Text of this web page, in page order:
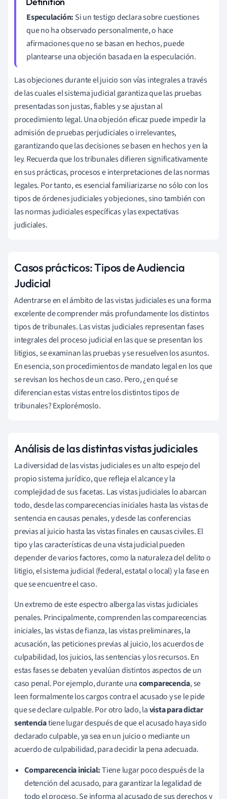
Especulación: Si un testigo declara sobre cuestiones
que no ha observado personalmente, o hace
afirmaciones que no se basan en hechos, puede
plantearse una objeción basada en la especulación.
Las objeciones durante el juicio son vías integrales a través
de las cuales el sistema judicial garantiza que las pruebas
presentadas son justas, fiables y se ajustan al
procedimiento legal. Una objeción eficaz puede impedir la
admisión de pruebas perjudiciales o irrelevantes,
garantizando que las decisiones se basen en hechos y en la
ley. Recuerda que los tribunales difieren significativamente
en sus prácticas, procesos e interpretaciones de las normas
legales. Por tanto, es esencial familiarizarse no sólo con los
tipos de órdenes judiciales y objeciones, sino también con
las normas judiciales específicas y las expectativas
judiciales.
Casos prácticos: Tipos de Audiencia
Judicial
Adentrarse en el ámbito de las vistas judiciales es una forma
excelente de comprender más profundamente los distintos
tipos de tribunales. Las vistas judiciales representan fases
integrales del proceso judicial en las que se presentan los
litigios, se examinan las pruebas y se resuelven los asuntos.
En esencia, son procedimientos de mandato legal en los que
se revisan los hechos de un caso. Pero, ¿en qué se
diferencian estas vistas entre los distintos tipos de
tribunales? Explorémoslo.
Análisis de las distintas vistas judiciales
La diversidad de las vistas judiciales es un alto espejo del
propio sistema jurídico, que refleja el alcance y la
complejidad de sus facetas. Las vistas judiciales lo abarcan
todo, desde las comparecencias iniciales hasta las vistas de
sentencia en causas penales, y desde las conferencias
previas al juicio hasta las vistas finales en causas civiles. El
tipo y las características de una vista judicial pueden
depender de varios factores, como la naturaleza del delito o
litigio, el sistema judicial (federal, estatal o local) y la fase en
que se encuentre el caso.
Un extremo de este espectro alberga las vistas judiciales
penales. Principalmente, comprenden las comparecencias
iniciales, las vistas de fianza, las vistas preliminares, la
acusación, las peticiones previas al juicio, los acuerdos de
culpabilidad, los juicios, las sentencias y los recursos. En
estas fases se debaten y evalúan distintos aspectos de un
caso penal. Por ejemplo, durante unacomparecencia, se
leen formalmente los cargos contra el acusado y se le pide
que se declare culpable. Por otro lado, lavista para dictar
sentenciatiene lugar después de que el acusado haya sido
declarado culpable, ya sea en un juicio o mediante un
acuerdo de culpabilidad, para decidir la pena adecuada.
Comparecencia inicial:Tiene lugar poco después de la
detención del acusado, para garantizar la legalidad de
todo el proceso. Se informa al acusado de sus derechos y